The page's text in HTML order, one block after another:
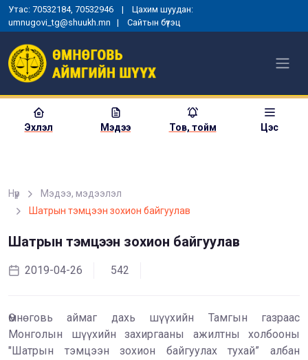
Утас: 70532184, 70532946 | Цахим шуудан:
umnugovi_tg@shuukh.mn | Сайтын бүтэц
Эхлэл Мэдээ Тов, тойм Цэс
Нүүр
Мэдээ, мэдээлэл
Шатрын тэмцээн зохион байгуулав
Шатрын тэмцээн зохион байгуулав
2019-04-26 542
Өмнөговь аймаг дахь шүүхийн Тамгын газраас
Монголын шүүхийн захиргааны ажилтны холбооны
"Шатрын тэмцээн зохион байгуулах тухай” албан
МОНГОЛ УЛСЫН
ЕРӨНХИЙЛӨГЧИЙН ЗАРЛИГ
ШҮҮГЧИД ТАМГА, ТЭМДЭГ
ХЭМЖЭЭ ЗОХИОН